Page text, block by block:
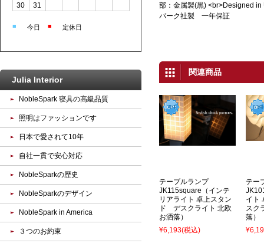
部：金属製(黒) <br>Designed
パーク社製 一年保証
関連商品
テーブルランプ
JK115square（インテ
リアライト 卓上スタン
ド デスクライト 北欧
お洒落）
¥6,193(税込)
テー
イト
スク
落）
30
31
■ 今日 ■ 定休日
Julia Interior
NobleSpark 寝具の高級品質
照明はファッションです
日本で愛されて10年
自社一貫で安心対応
NobleSparkの歴史
NobleSparkのデザイン
NobleSpark in America
３つのお約束